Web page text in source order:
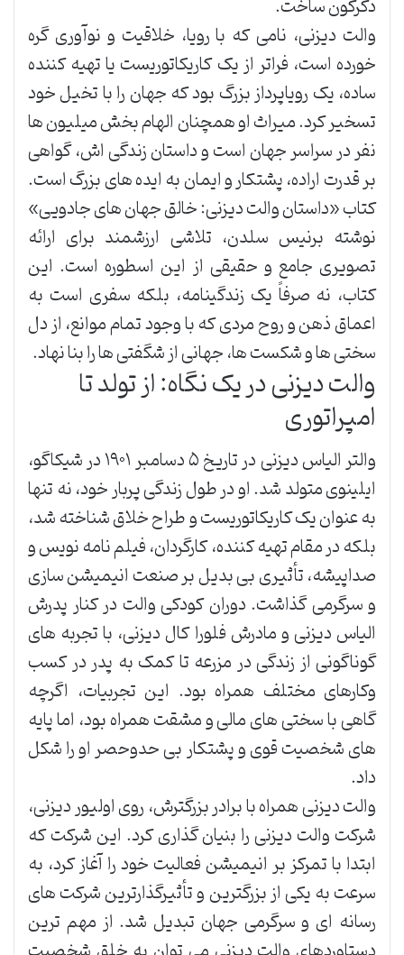
والت دیزنی، نامی که با رویا، خلاقیت و نوآوری گره
خورده است، فراتر از یک کاریکاتوریست یا تهیه کننده
ساده، یک رویاپرداز بزرگ بود که جهان را با تخیل خود
تسخیر کرد. میراث او همچنان الهام بخش میلیون ها
نفر در سراسر جهان است و داستان زندگی اش، گواهی
بر قدرت اراده، پشتکار و ایمان به ایده های بزرگ است.
کتاب «داستان والت دیزنی: خالق جهان های جادویی»
نوشته برنیس سلدن، تلاشی ارزشمند برای ارائه
تصویری جامع و حقیقی از این اسطوره است. این
کتاب، نه صرفاً یک زندگینامه، بلکه سفری است به
اعماق ذهن و روح مردی که با وجود تمام موانع، از دل
سختی ها و شکست ها، جهانی از شگفتی ها را بنا نهاد.
والت دیزنی در یک نگاه: از تولد تا
امپراتوری
والتر الیاس دیزنی در تاریخ ۵ دسامبر ۱۹۰۱ در شیکاگو،
ایلینوی متولد شد. او در طول زندگی پربار خود، نه تنها
به عنوان یک کاریکاتوریست و طراح خلاق شناخته شد،
بلکه در مقام تهیه کننده، کارگردان، فیلم نامه نویس و
صداپیشه، تأثیری بی بدیل بر صنعت انیمیشن سازی
و سرگرمی گذاشت. دوران کودکی والت در کنار پدرش
الیاس دیزنی و مادرش فلورا کال دیزنی، با تجربه های
گوناگونی از زندگی در مزرعه تا کمک به پدر در کسب
وکارهای مختلف همراه بود. این تجربیات، اگرچه
گاهی با سختی های مالی و مشقت همراه بود، اما پایه
های شخصیت قوی و پشتکار بی حدوحصر او را شکل
داد.
والت دیزنی همراه با برادر بزرگترش، روی اولیور دیزنی،
شرکت والت دیزنی را بنیان گذاری کرد. این شرکت که
ابتدا با تمرکز بر انیمیشن فعالیت خود را آغاز کرد، به
سرعت به یکی از بزرگترین و تأثیرگذارترین شرکت های
رسانه ای و سرگرمی جهان تبدیل شد. از مهم ترین